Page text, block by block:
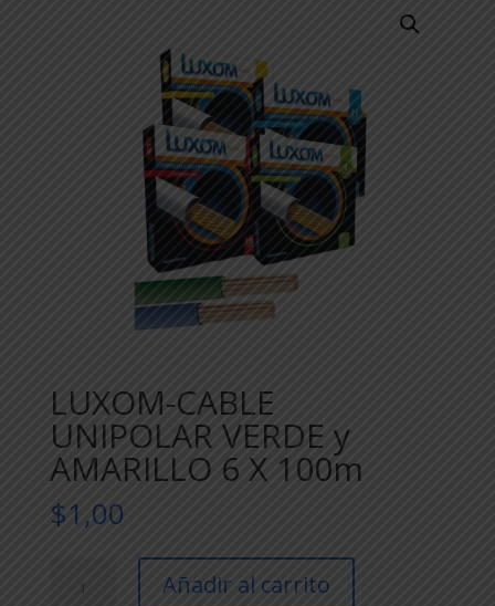
LUXOM-CABLE
UNIPOLAR VERDE y
AMARILLO 6 X 100m
$1,00
CABLE
Añadir al carrito